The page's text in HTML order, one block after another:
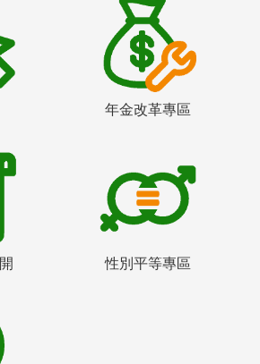
年金改革專區
性別平等專區